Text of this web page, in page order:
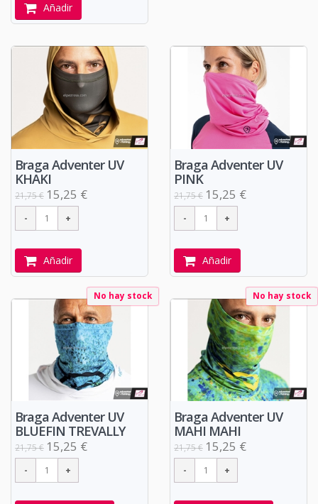
Añadir
Braga Adventer UV
KHAKI
21,75 € 15,25 €
Añadir
Braga Adventer UV
PINK
21,75 € 15,25 €
Añadir
No hay stock
Braga Adventer UV
BLUEFIN TREVALLY
21,75 € 15,25 €
No hay stock
Braga Adventer UV
MAHI MAHI
21,75 € 15,25 €